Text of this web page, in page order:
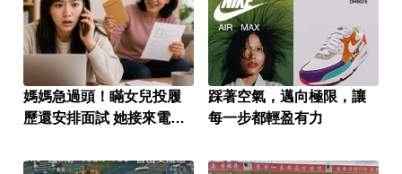
媽媽急過頭！瞞女兒投履
歷還安排面試 她接來電超
踩著空氣，邁向極限，讓
每一步都輕盈有力